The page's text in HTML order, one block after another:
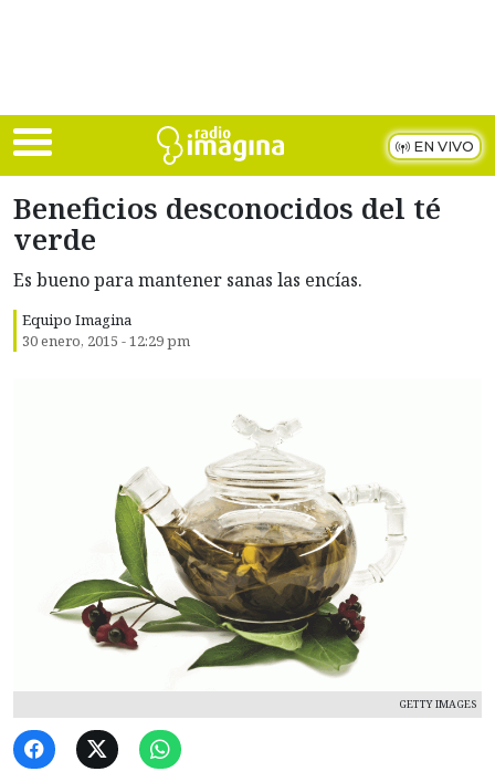
EN VIVO
Beneficios desconocidos del té
verde
Es bueno para mantener sanas las encías.
Equipo Imagina
30 enero, 2015 - 12:29 pm
GETTY IMAGES